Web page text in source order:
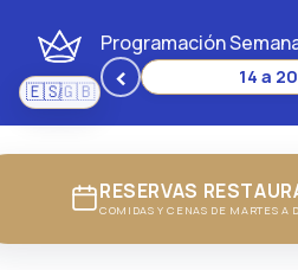
🇪🇸Español
/🇬🇧English
Programación
‹ 14 a
RESERVAS
COMIDAS Y CENAS DE MARTES A